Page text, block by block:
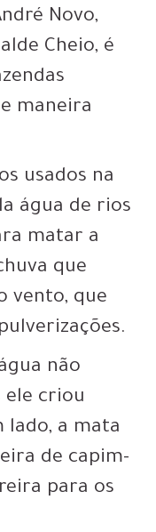
Novo,
Cheio, é
maneira
usados na
água de rios
matar a
que
vento, que
não
ele criou
lado, a mata
de capim-
para os